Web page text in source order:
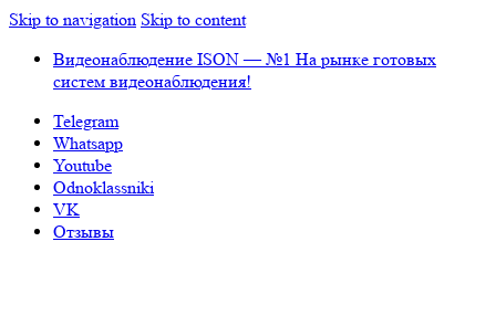
Skip to navigation Skip to content
Видеонаблюдение ISON — №1 На рынке готовых
систем видеонаблюдения!
Telegram
Whatsapp
Youtube
Odnoklassniki
VK
Отзывы